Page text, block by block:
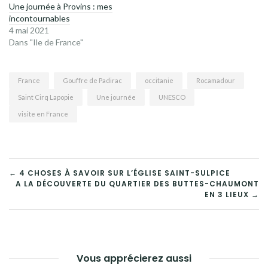
Une journée à Provins : mes
incontournables
4 mai 2021
Dans "Ile de France"
France Gouffre de Padirac occitanie Rocamadour
Saint Cirq Lapopie Une journée UNESCO
visite en France
NAVIGATION
DE
← 4 CHOSES À SAVOIR SUR L’ÉGLISE SAINT-SULPICE
A LA DÉCOUVERTE DU QUARTIER DES BUTTES-CHAUMONT
EN 3 LIEUX →
Vous apprécierez aussi